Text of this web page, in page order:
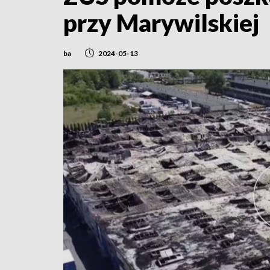
przy Marywilskiej
ba 2024-05-13